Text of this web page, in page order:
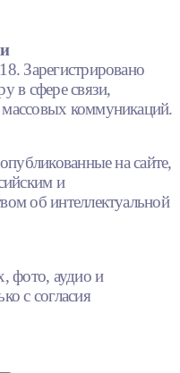
Зарегистрировано
в сфере связи,
коммуникаций.
на сайте,
и
об интеллектуальной
фото, аудио и
с согласия